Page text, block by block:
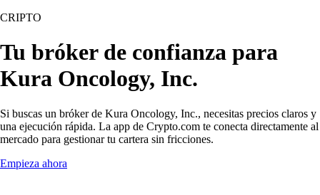
CRIPTO
Tu bróker de confianza para
Kura Oncology, Inc.
Si buscas un bróker de Kura Oncology, Inc., necesitas precios claros y
una ejecución rápida. La app de Crypto.com te conecta directamente al
mercado para gestionar tu cartera sin fricciones.
Empieza ahora